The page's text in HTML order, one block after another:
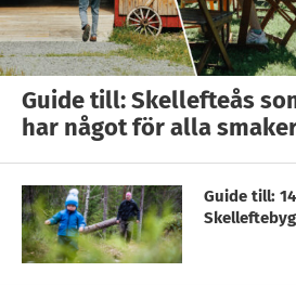
Guide till: Skellefteås
har något för alla
Guide till: